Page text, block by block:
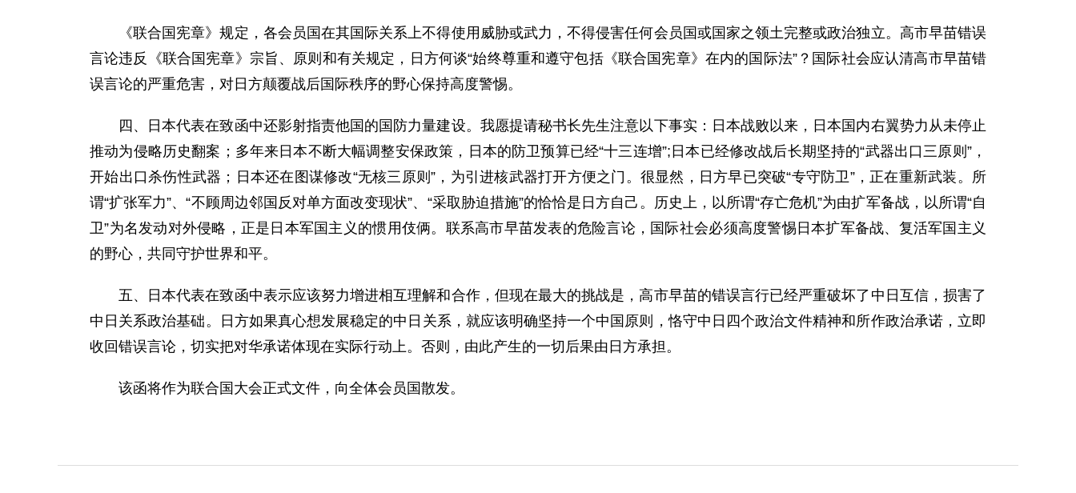
《联合国宪章》规定，各会员国在其国际关系上不得使用威胁或武力，不得侵害任何会员国或国家之领土完整或政治独立。高市早苗错误
言论违反《联合国宪章》宗旨、原则和有关规定，日方何谈“始终尊重和遵守包括《联合国宪章》在内的国际法”？国际社会应认清高市早苗错
误言论的严重危害，对日方颠覆战后国际秩序的野心保持高度警惕。
四、日本代表在致函中还影射指责他国的国防力量建设。我愿提请秘书长先生注意以下事实：日本战败以来，日本国内右翼势力从未停止
推动为侵略历史翻案；多年来日本不断大幅调整安保政策，日本的防卫预算已经“十三连增”;日本已经修改战后长期坚持的“武器出口三原则”，
开始出口杀伤性武器；日本还在图谋修改“无核三原则”，为引进核武器打开方便之门。很显然，日方早已突破“专守防卫”，正在重新武装。所
谓“扩张军力”、“不顾周边邻国反对单方面改变现状”、“采取胁迫措施”的恰恰是日方自己。历史上，以所谓“存亡危机”为由扩军备战，以所谓“自
卫”为名发动对外侵略，正是日本军国主义的惯用伎俩。联系高市早苗发表的危险言论，国际社会必须高度警惕日本扩军备战、复活军国主义
的野心，共同守护世界和平。
五、日本代表在致函中表示应该努力增进相互理解和合作，但现在最大的挑战是，高市早苗的错误言行已经严重破坏了中日互信，损害了
中日关系政治基础。日方如果真心想发展稳定的中日关系，就应该明确坚持一个中国原则，恪守中日四个政治文件精神和所作政治承诺，立即
收回错误言论，切实把对华承诺体现在实际行动上。否则，由此产生的一切后果由日方承担。
该函将作为联合国大会正式文件，向全体会员国散发。